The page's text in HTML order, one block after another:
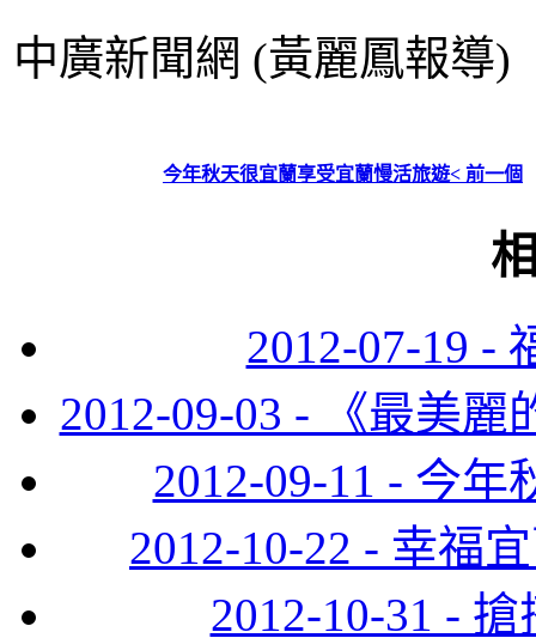
中廣新聞網 (黃麗鳳報導)
今年秋天很宜蘭享受宜蘭慢活旅遊< 前一個
2012-07-19 -
2012-09-03 - 《最美
2012-09-11 - 今
2012-10-22 - 幸福
2012-10-31 -